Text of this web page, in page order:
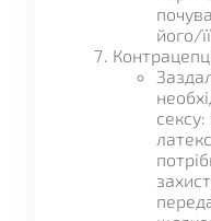
його/